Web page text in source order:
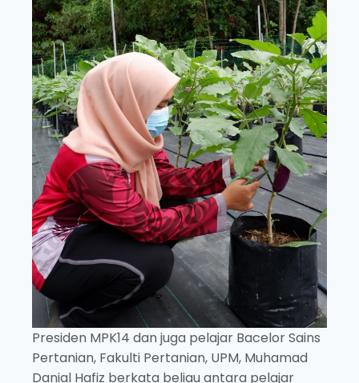
Presiden MPK14 dan juga pelajar Bacelor Sains
Pertanian, Fakulti Pertanian, UPM, Muhamad
Danial Hafiz berkata beliau antara pelajar